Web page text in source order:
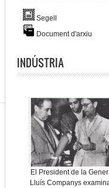
Segell
Document d'arxiu
INDÚSTRIA
El President de la
Lluís Companys